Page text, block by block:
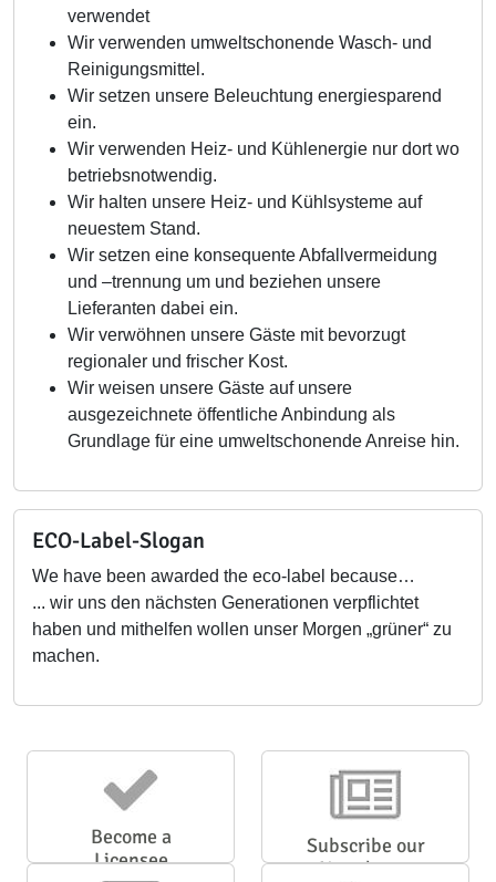
verwendet
Wir verwenden umweltschonende Wasch- und
Reinigungsmittel.
Wir setzen unsere Beleuchtung energiesparend
ein.
Wir verwenden Heiz- und Kühlenergie nur dort wo
betriebsnotwendig.
Wir halten unsere Heiz- und Kühlsysteme auf
neuestem Stand.
Wir setzen eine konsequente Abfallvermeidung
und –trennung um und beziehen unsere
Lieferanten dabei ein.
Wir verwöhnen unsere Gäste mit bevorzugt
regionaler und frischer Kost.
Wir weisen unsere Gäste auf unsere
ausgezeichnete öffentliche Anbindung als
Grundlage für eine umweltschonende Anreise hin.
ECO-Label-Slogan
We have been awarded the eco-label because…
... wir uns den nächsten Generationen verpflichtet
haben und mithelfen wollen unser Morgen „grüner“ zu
machen.
Become a
Licensee
Subscribe our
Newsletter